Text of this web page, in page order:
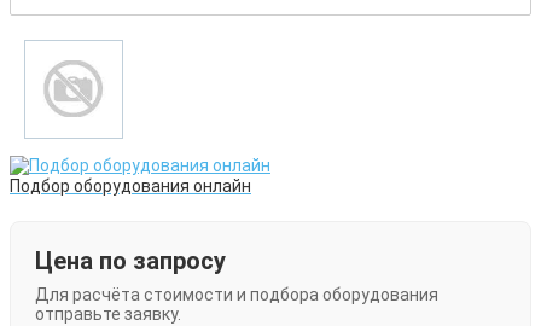
Подбор оборудования онлайн
Цена по запросу
Для расчёта стоимости и подбора оборудования
отправьте заявку.